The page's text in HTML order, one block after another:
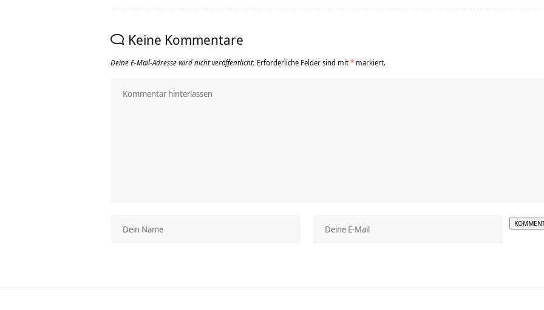
Keine Kommentare
Deine E-Mail-Adresse wird nicht veröffentlicht. Erforderliche Felder sind mit* markiert.